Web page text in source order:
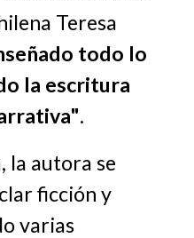
Teresa
todo lo
la escritura
.
la autora se
ficción y
varias